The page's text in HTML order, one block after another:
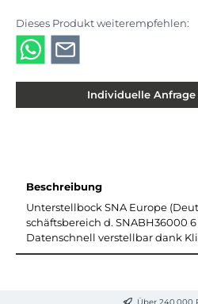
Dieses Produkt weiterempfehlen:
Individuelle
Beschreibung
Unterstellbock SNA Europe
schäftsbereich d. SNABH36000
Datenschnell verstellbar dank